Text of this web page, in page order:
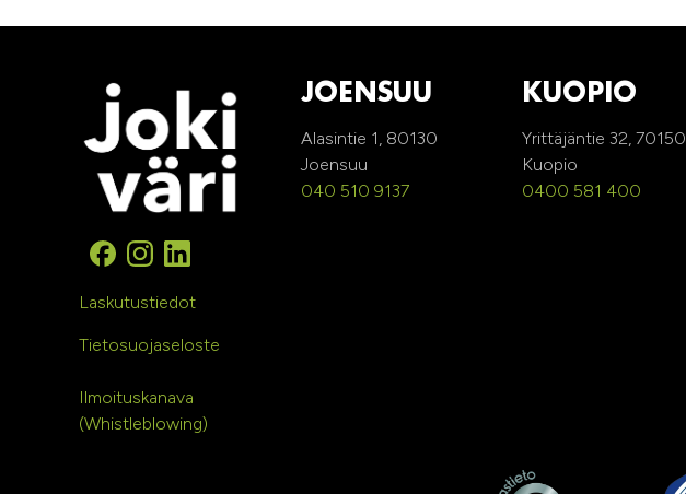
JOENSUU
Alasintie 1, 80130
Joensuu
040 510 9137
KUOPIO
Yrittäjäntie 32, 70150
Kuopio
0400 581 400
Laskutustiedot
Tietosuojaseloste
Ilmoituskanava
(Whistleblowing)